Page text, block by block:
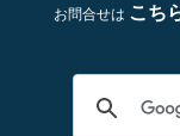
お問合せは こち